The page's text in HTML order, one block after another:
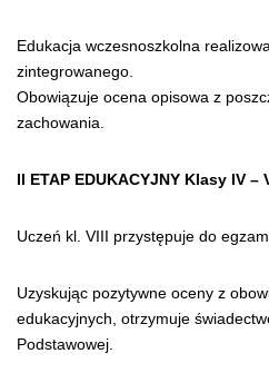
Edukacja wczesnoszkolna
zintegrowanego.
Obowiązuje ocena opisowa z
zachowania.
II ETAP EDUKACYJNY Klasy IV –
Uczeń kl. VIII przystępuje do
Uzyskując pozytywne oceny z
edukacyjnych, otrzymuje
Podstawowej.